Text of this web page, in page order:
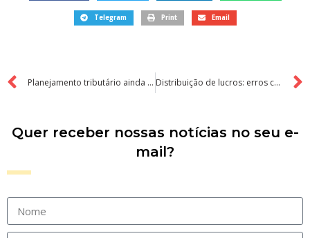
Telegram Print Email
Planejamento tributário ainda vale a pena no fim do ano? Distribuição de lucros: erros comuns que geram autuação da Receita Federal
Quer receber nossas notícias no seu e-
mail?